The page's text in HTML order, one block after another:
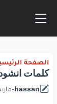
الصفحة
كلمات
hassan
-مارس 12,